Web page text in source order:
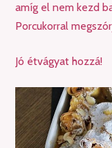
amíg el nem kezd
Porcukorral
Jó étvágyat hozzá!